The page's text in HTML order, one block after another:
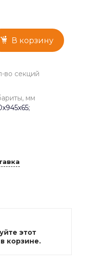
В корзину
во секций
мм
этот
корзине.